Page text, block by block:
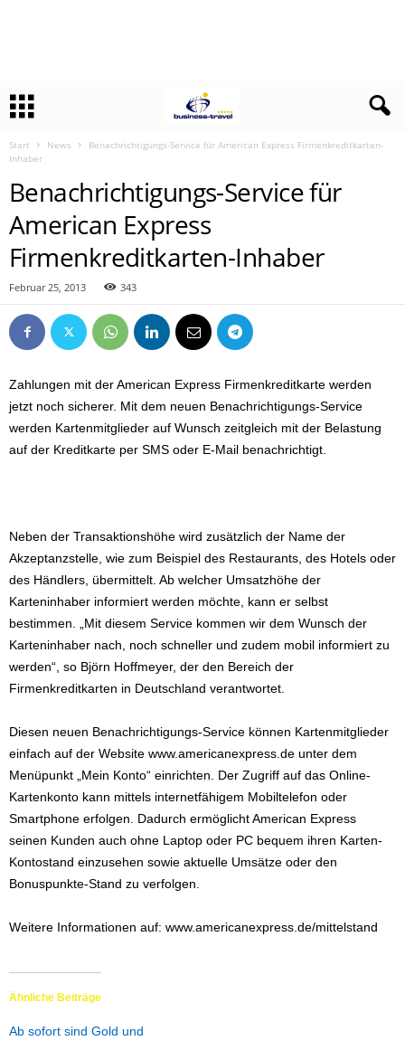
Start News
Benachrichtigungs-Service für American Express Firmenkreditkarten-
Inhaber
Benachrichtigungs-Service für
American Express
Firmenkreditkarten-Inhaber
Februar 25, 2013 343
Zahlungen mit der American Express Firmenkreditkarte werden
jetzt noch sicherer. Mit dem neuen Benachrichtigungs-Service
werden Kartenmitglieder auf Wunsch zeitgleich mit der Belastung
auf der Kreditkarte per SMS oder E-Mail benachrichtigt.
Neben der Transaktionshöhe wird zusätzlich der Name der
Akzeptanzstelle, wie zum Beispiel des Restaurants, des Hotels oder
des Händlers, übermittelt. Ab welcher Umsatzhöhe der
Karteninhaber informiert werden möchte, kann er selbst
bestimmen. „Mit diesem Service kommen wir dem Wunsch der
Karteninhaber nach, noch schneller und zudem mobil informiert zu
werden“, so Björn Hoffmeyer, der den Bereich der
Firmenkreditkarten in Deutschland verantwortet.
Diesen neuen Benachrichtigungs-Service können Kartenmitglieder
einfach auf der Website www.americanexpress.de unter dem
Menüpunkt „Mein Konto“ einrichten. Der Zugriff auf das Online-
Kartenkonto kann mittels internetfähigem Mobiltelefon oder
Smartphone erfolgen. Dadurch ermöglicht American Express
seinen Kunden auch ohne Laptop oder PC bequem ihren Karten-
Kontostand einzusehen sowie aktuelle Umsätze oder den
Bonuspunkte-Stand zu verfolgen.
Weitere Informationen auf: www.americanexpress.de/mittelstand
Ähnliche Beiträge
Ab sofort sind Gold und